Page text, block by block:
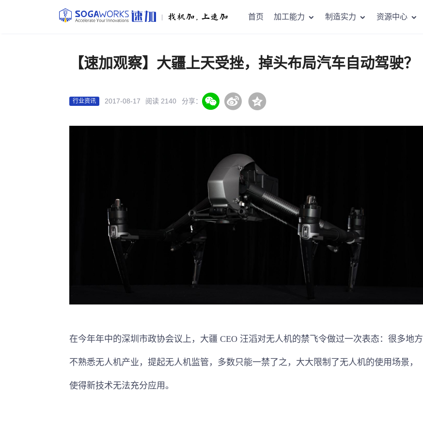
首页 加工能力 制造实力 资源中心
【速加观察】大疆上天受挫，掉头布局汽车自动驾驶？
行业资讯 2017-08-17 阅读 2140 分享：
在今年年中的深圳市政协会议上，大疆 CEO 汪滔对无人机的禁飞令做过一次表态：很多地方
不熟悉无人机产业，提起无人机监管，多数只能一禁了之，大大限制了无人机的使用场景，
使得新技术无法充分应用。